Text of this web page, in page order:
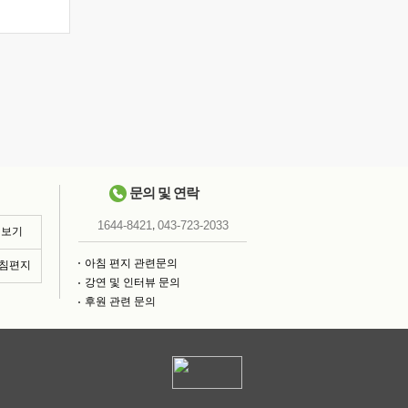
기
편지
문의 및 연락
1644-8421, 043-723-2033
아침 편지 관련문의
강연 및 인터뷰 문의
후원 관련 문의